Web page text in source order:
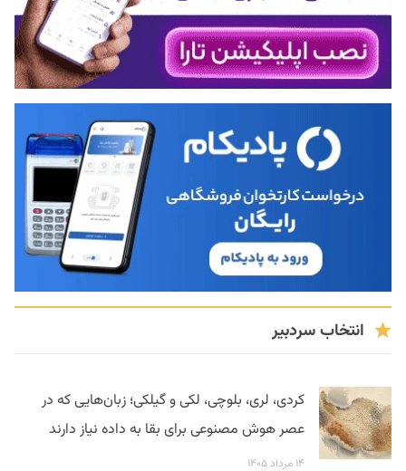
انتخاب سردبیر
کردی، لری، بلوچی، لکی و گیلکی؛ زبان‌هایی که در
عصر هوش مصنوعی برای بقا به داده نیاز دارند
۱۴ مرداد ۱۴۰۵